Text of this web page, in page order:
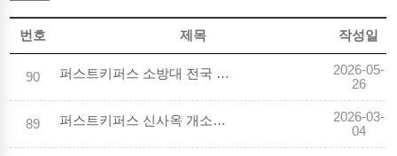
번호 제목 작성일
90 퍼스트키퍼스 소방대 전국 최고 소방기술 입증
2026-05-
26
89 퍼스트키퍼스 신사옥 개소식 개최
2026-03-
04